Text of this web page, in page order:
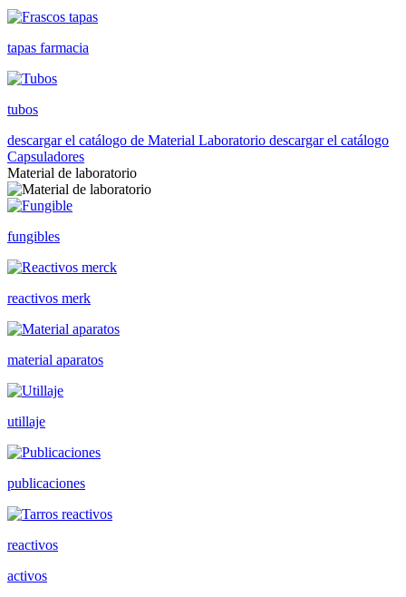
tapas farmacia
tubos
descargar el catálogo de Material Laboratorio descargar el catálogo
Capsuladores
Material de laboratorio
fungibles
reactivos merk
material aparatos
utillaje
publicaciones
reactivos
activos